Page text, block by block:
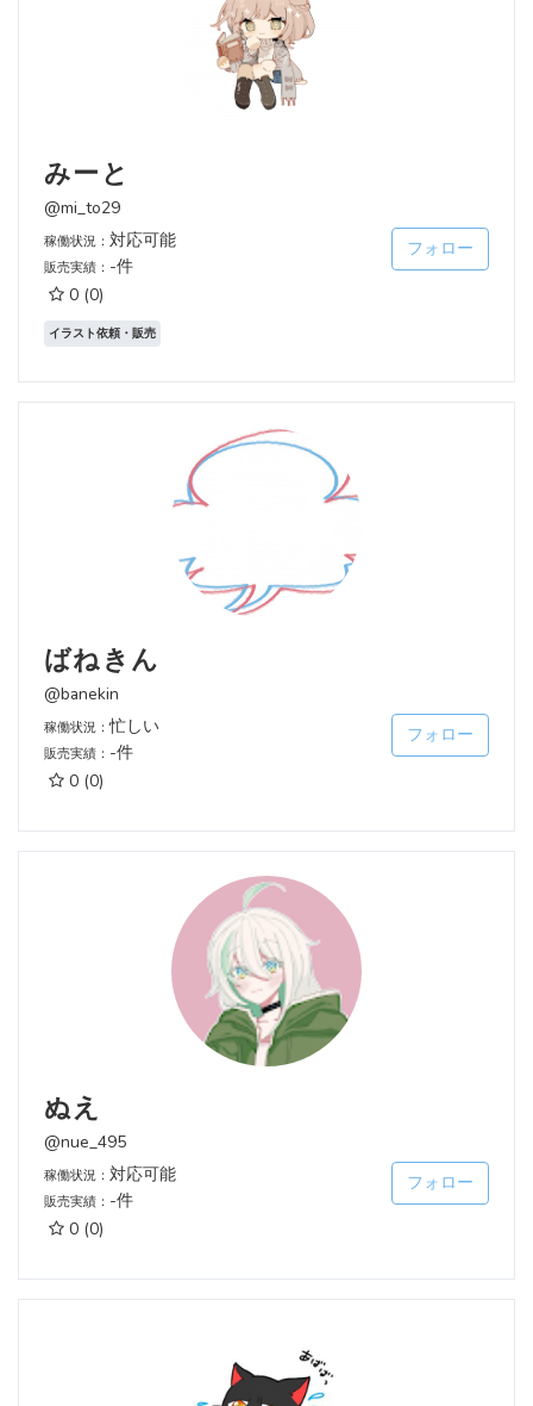
みーと
@mi_to29
稼働状況： 対応可能
販売実績： -件
0 (0)
フォロー
イラスト依頼・販売
ばねきん
@banekin
稼働状況：忙しい
販売実績： -件
0 (0)
フォロー
ぬえ
@nue_495
稼働状況： 対応可能
販売実績： -件
0 (0)
フォロー